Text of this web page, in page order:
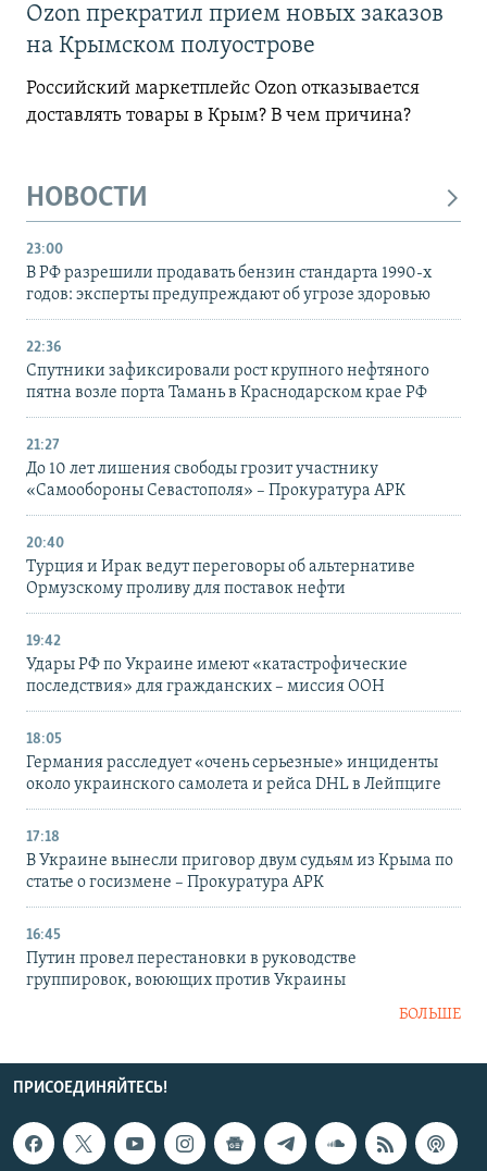
Ozon прекратил прием новых заказов
на Крымском полуострове
Российский маркетплейс Ozon отказывается
доставлять товары в Крым? В чем причина?
НОВОСТИ
23:00
В РФ разрешили продавать бензин стандарта 1990-х
годов: эксперты предупреждают об угрозе здоровью
22:36
Спутники зафиксировали рост крупного нефтяного
пятна возле порта Тамань в Краснодарском крае РФ
21:27
До 10 лет лишения свободы грозит участнику
«Самообороны Севастополя» – Прокуратура АРК
20:40
Турция и Ирак ведут переговоры об альтернативе
Ормузскому проливу для поставок нефти
19:42
Удары РФ по Украине имеют «катастрофические
последствия» для гражданских – миссия ООН
18:05
Германия расследует «очень серьезные» инциденты
около украинского самолета и рейса DHL в Лейпциге
17:18
В Украине вынесли приговор двум судьям из Крыма по
статье о госизмене – Прокуратура АРК
16:45
Путин провел перестановки в руководстве
группировок, воюющих против Украины
БОЛЬШЕ
ПРИСОЕДИНЯЙТЕСЬ!